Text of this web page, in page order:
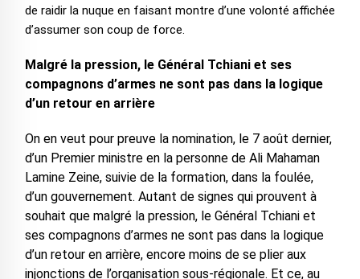
de raidir la nuque en faisant montre d’une volonté affichée
d’assumer son coup de force.
Malgré la pression, le Général Tchiani et ses
compagnons d’armes ne sont pas dans la logique
d’un retour en arrière
On en veut pour preuve la nomination, le 7 août dernier,
d’un Premier ministre en la personne de Ali Mahaman
Lamine Zeine, suivie de la formation, dans la foulée,
d’un gouvernement. Autant de signes qui prouvent à
souhait que malgré la pression, le Général Tchiani et
ses compagnons d’armes ne sont pas dans la logique
d’un retour en arrière, encore moins de se plier aux
injonctions de l’organisation sous-régionale. Et ce, au